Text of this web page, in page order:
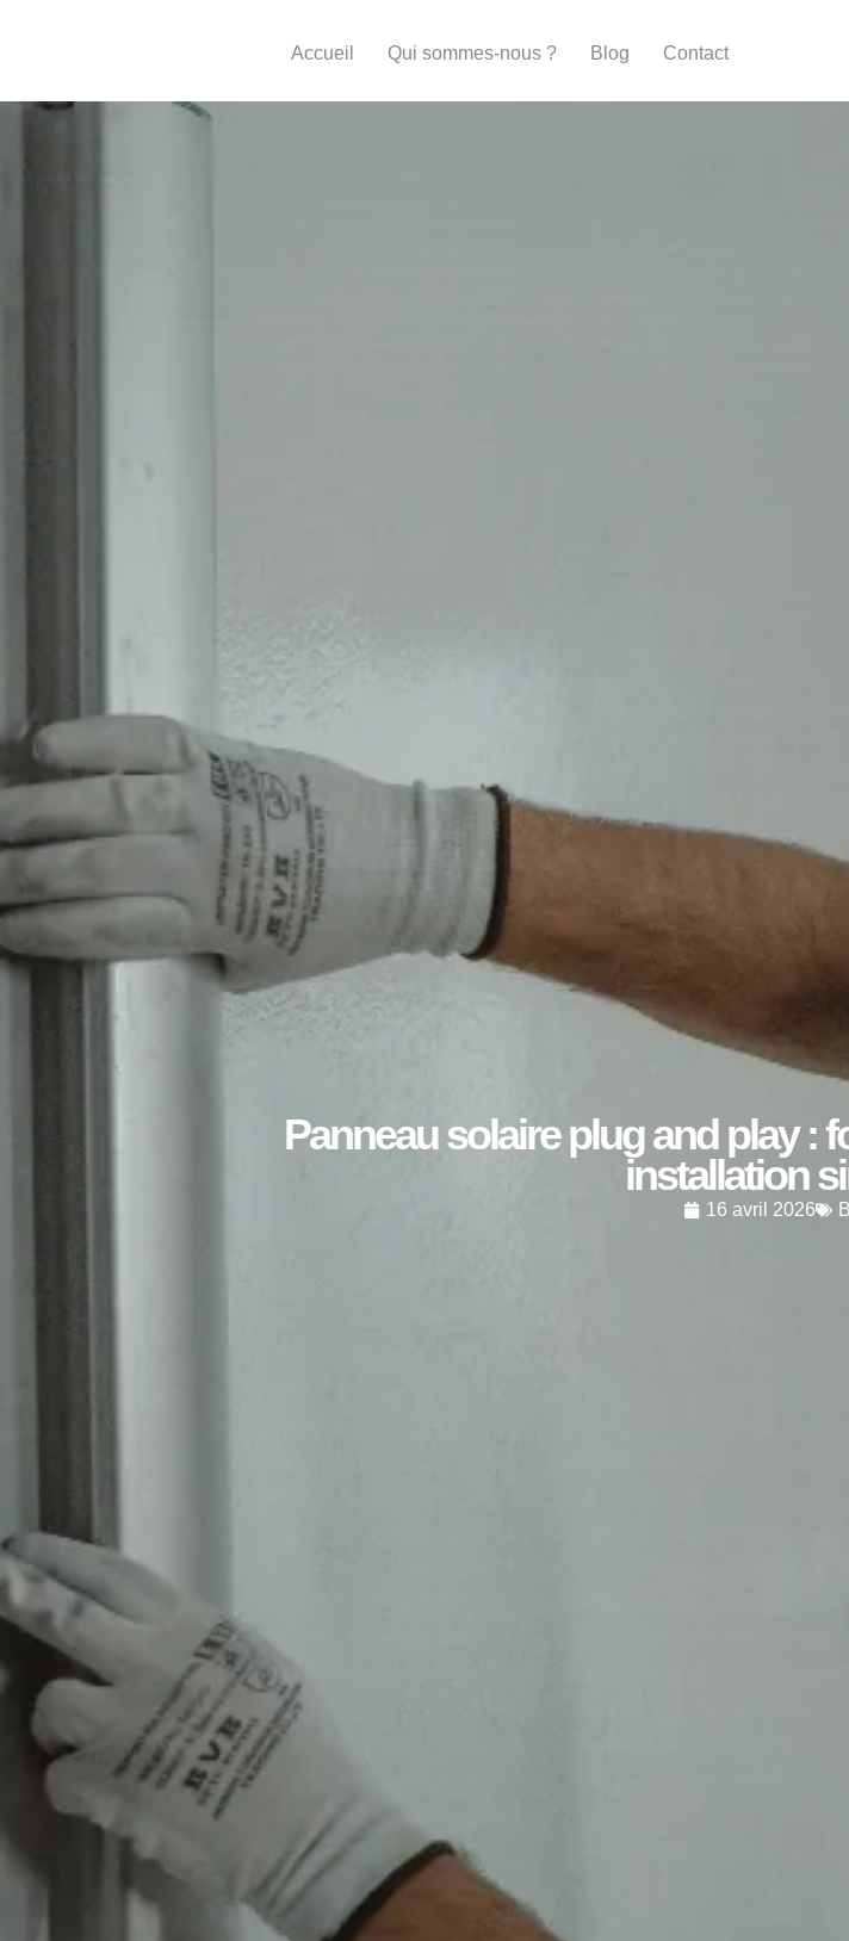
Accueil Qui sommes-nous ? Blog Contact
Panneau solaire plug and play :
installation
16 avril 2026